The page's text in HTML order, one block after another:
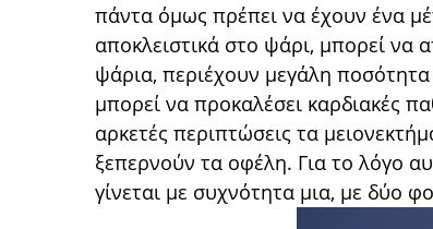
πάντα όμως πρέπει να έχουν ένα
αποκλειστικά στο ψάρι, μπορεί να
ψάρια, περιέχουν μεγάλη
μπορεί να προκαλέσει καρδιακές
αρκετές περιπτώσεις τα
ξεπερνούν τα οφέλη. Για το λόγο
γίνεται με συχνότητα μια, με δύο